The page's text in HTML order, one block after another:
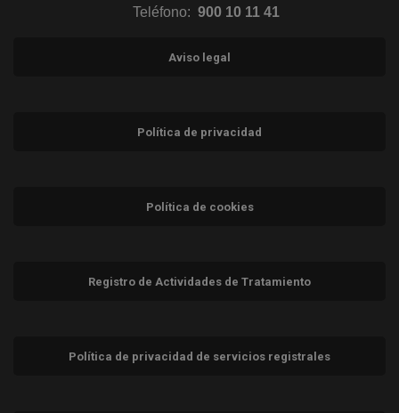
Teléfono: 900 10 11 41
Aviso legal
Política de privacidad
Política de cookies
Registro de Actividades de Tratamiento
Política de privacidad de servicios registrales